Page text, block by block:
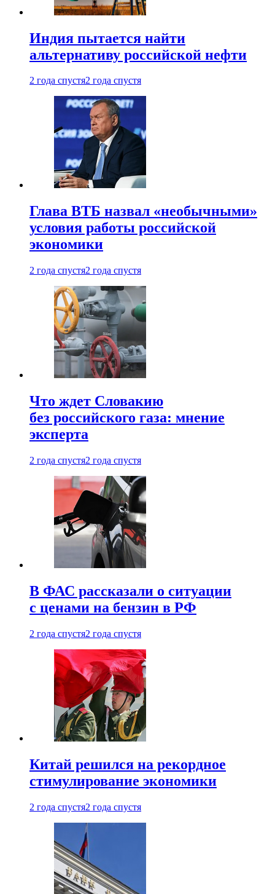
Индия пытается найти
альтернативу российской нефти
2 года спустя2 года спустя
Глава ВТБ назвал «необычными»
условия работы российской
экономики
2 года спустя2 года спустя
Что ждет Словакию
без российского газа: мнение
эксперта
2 года спустя2 года спустя
В ФАС рассказали о ситуации
с ценами на бензин в РФ
2 года спустя2 года спустя
Китай решился на рекордное
стимулирование экономики
2 года спустя2 года спустя